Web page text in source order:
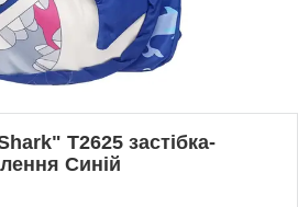
T2625 застібка-
Синій